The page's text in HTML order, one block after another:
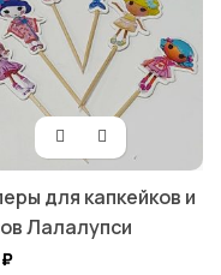
для капкейков и
Лалалупси
₽